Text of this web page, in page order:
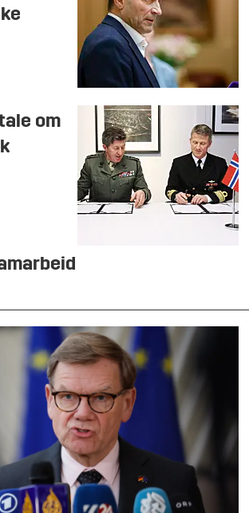
om